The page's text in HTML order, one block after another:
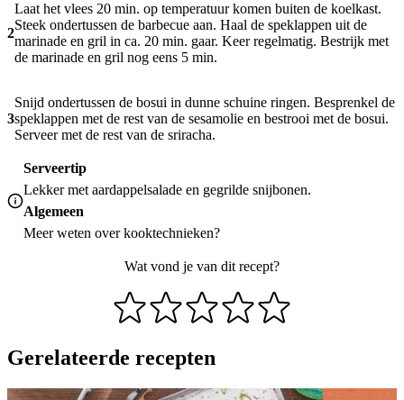
2
Laat het vlees 20 min. op temperatuur komen buiten de koelkast.
Steek ondertussen de barbecue aan. Haal de speklappen uit de
marinade en gril in ca. 20 min. gaar. Keer regelmatig. Bestrijk met
de marinade en gril nog eens 5 min.
3
Snijd ondertussen de bosui in dunne schuine ringen. Besprenkel de
speklappen met de rest van de sesamolie en bestrooi met de bosui.
Serveer met de rest van de sriracha.
Serveertip
Lekker met aardappelsalade en gegrilde snijbonen.
Algemeen
Meer weten overkooktechnieken?
Wat vond je van dit recept?
Gerelateerde recepten